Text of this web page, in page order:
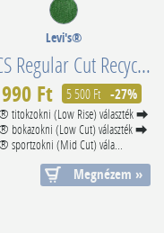
Levi's®
3PCS Regular Cut Recycled Cotton 701224674008
Ft 5 500 Ft -27%
titokzokni (Low Rise) választék ⮕
bokazokni (Low Cut) választék ⮕
sportzokni (Mid Cut) vála...
Megnézem »